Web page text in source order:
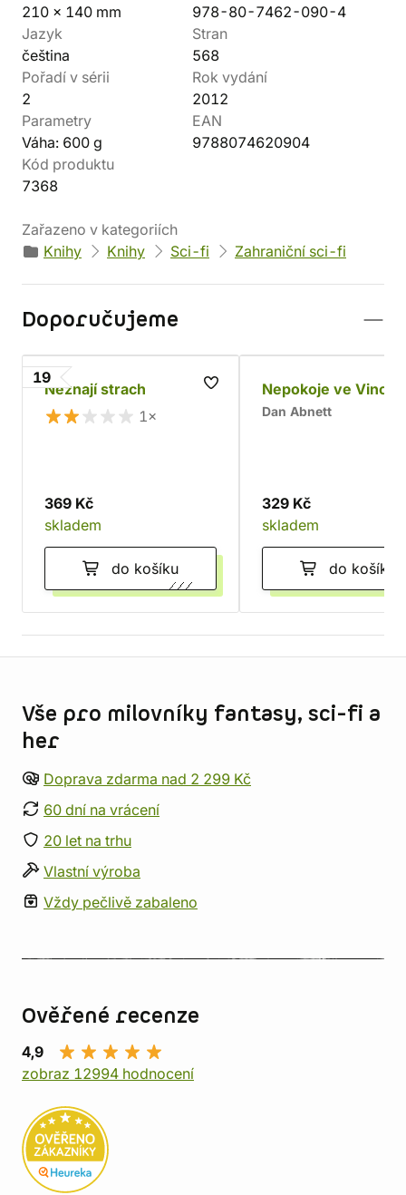
210 x 140 mm
978-80-7462-090-4
Jazyk
čeština
Stran
568
Pořadí v sérii
2
Rok vydání
2012
Parametry
Váha: 600 g
EAN
9788074620904
Kód produktu
7368
Zařazeno v kategoriích
Knihy
Knihy Sci-fi Zahraniční sci-fi
Doporučujeme
19
Neznají strach
1×
369 Kč
skladem
do košíku
Nepokoje ve
Dan Abnett
329 Kč
skladem
do košíku
Vše pro milovníky fantasy, sci-fi a
her
Doprava zdarma nad 2 299 Kč
60 dní na vrácení
20 let na trhu
Vlastní výroba
Vždy pečlivě zabaleno
Ověřené recenze
4,9
zobraz 12994 hodnocení